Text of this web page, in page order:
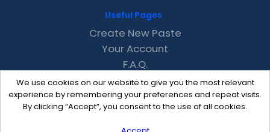
We use cookies on our website to give you the most relevant
experience by remembering your preferences and repeat visits.
By clicking “Accept”, you consent to the use of all cookies.
Useful Pages
Create New Paste
Your Account
F.A.Q.
Recent
Contact